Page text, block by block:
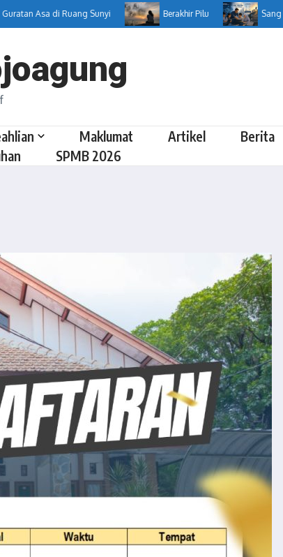
Asa di Ruang Sunyi Berakhir Pilu Sang
Maklumat Artikel
Berita
SPMB 2026